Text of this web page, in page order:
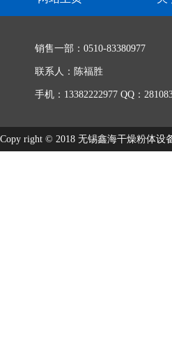
销售一部：0510-83380977
联系人：陈福胜
手机：13382222977 QQ：
Copy right © 2018 无锡鑫海干燥粉体设